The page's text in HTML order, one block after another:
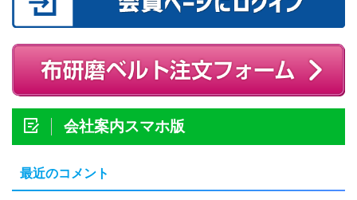
会社案内スマホ版
最近のコメント